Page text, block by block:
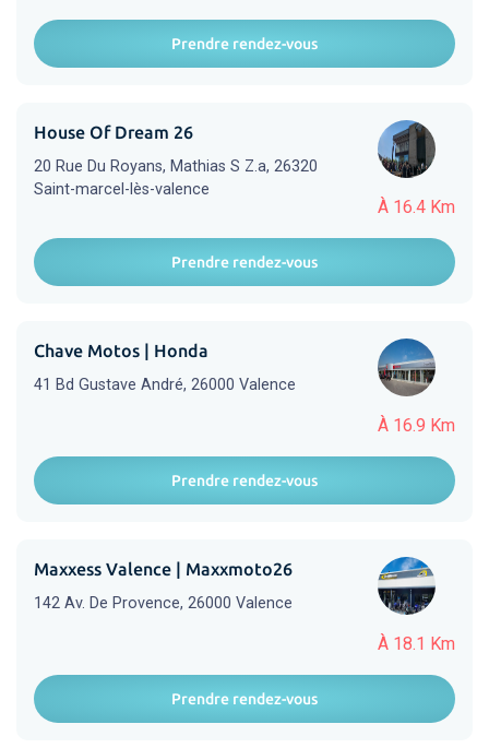
Prendre rendez-vous
À 16.4 Km
House Of Dream 26
20 Rue Du Royans, Mathias S Z.a, 26320
Saint-marcel-lès-valence
Prendre rendez-vous
À 16.9 Km
Chave Motos | Honda
41 Bd Gustave André, 26000 Valence
Prendre rendez-vous
À 18.1 Km
Maxxess Valence | Maxxmoto26
142 Av. De Provence, 26000 Valence
Prendre rendez-vous